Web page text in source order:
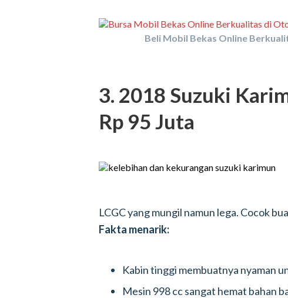
Beli Mobil Bekas Online
3. 2018 Suzuki
Rp 95 Juta
LCGC yang mungil namun lega. Cocok
Fakta menarik:
Kabin tinggi membuatnya nyaman
Mesin 998 cc sangat hemat bahan